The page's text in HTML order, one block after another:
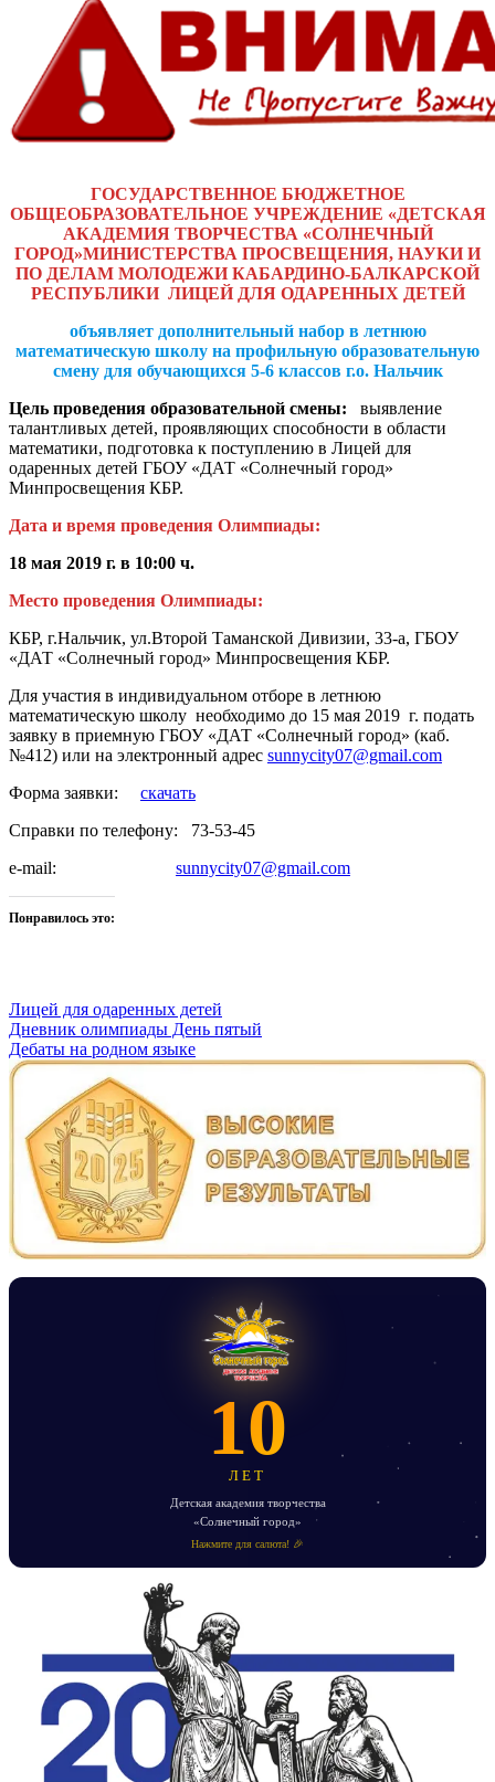
ГОСУДАРСТВЕННОЕ БЮДЖЕТНОЕ
ОБЩЕОБРАЗОВАТЕЛЬНОЕ УЧРЕЖДЕНИЕ «ДЕТСКАЯ
АКАДЕМИЯ ТВОРЧЕСТВА «СОЛНЕЧНЫЙ
ГОРОД»МИНИСТЕРСТВА ПРОСВЕЩЕНИЯ, НАУКИ И
ПО ДЕЛАМ МОЛОДЕЖИ КАБАРДИНО-БАЛКАРСКОЙ
РЕСПУБЛИКИ ЛИЦЕЙ ДЛЯ ОДАРЕННЫХ ДЕТЕЙ
объявляет дополнительный набор в летнюю
математическую школу на профильную образовательную
смену для обучающихся 5-6 классов г.о. Нальчик
Цель проведения образовательной смены:
выявление
талантливых детей, проявляющих способности в области
математики, подготовка к поступлению в Лицей для
одаренных детей ГБОУ «ДАТ «Солнечный город»
Минпросвещения КБР.
Дата и время проведения Олимпиады:
18 мая 2019 г. в 10:00 ч.
Место проведения Олимпиады:
КБР, г.Нальчик, ул.Второй Таманской Дивизии, 33-а, ГБОУ
«ДАТ «Солнечный город» Минпросвещения КБР.
Для участия в индивидуальном отборе в летнюю
математическую школу необходимо до 15 мая 2019 г. подать
заявку в приемную ГБОУ «ДАТ «Солнечный город» (каб.
№412) или на электронный адрес sunnycity07@gmail.com
Форма заявки: скачать
Справки по телефону: 73-53-45
e-mail: sunnycity07@gmail.com
Понравилось это:
Лицей для одаренных детей
Навигация
по
записям
Дневник олимпиады День пятый
Дебаты на родном языке
10
ЛЕТ
Детская академия творчества
«Солнечный город»
Нажмите для салюта! 🎉